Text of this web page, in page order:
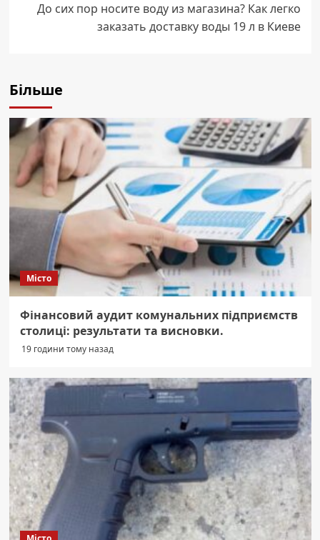
До сих пор носите воду из магазина? Как легко
заказать доставку воды 19 л в Киеве
Більше
Місто
Фінансовий аудит комунальних підприємств
столиці: результати та висновки.
19 години тому назад